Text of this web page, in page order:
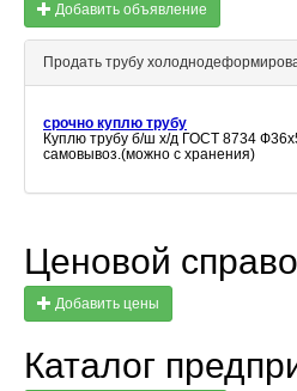
Добавить объявление
Продать трубу
срочно куплю трубу
Куплю трубу б/ш х/д ГОСТ 8734
самовывоз.(можно с хранения)
Ценовой
Добавить цены
Каталог